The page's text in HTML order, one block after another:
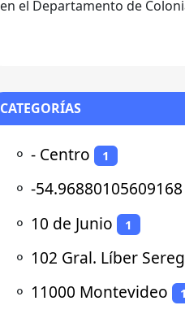
en el Departamento de
CATEGORÍAS
⚬ - Centro 1
⚬ -54.96880105609168
⚬ 10 de Junio 1
⚬ 102 Gral. Líber
⚬ 11000 Montevideo 1